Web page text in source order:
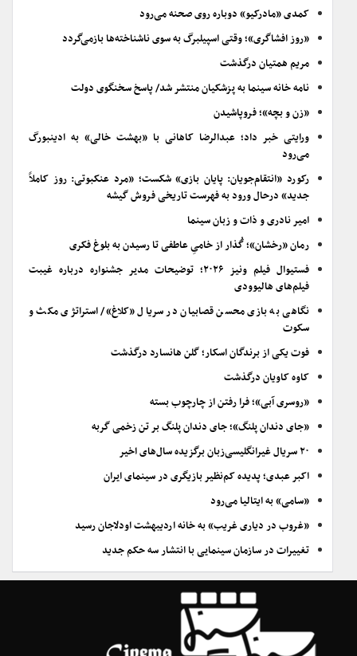
کمدی «مادرکیو» دوباره روی صحنه می‌رود
«روز افشاگری»؛ وقتی اسپیلبرگ به سوی ناشناخته‌ها بازمی‌گردد
مریم همتیان درگذشت
نامه خانه سینما به پزشکیان منتشر شد/ پاسخ سخنگوی دولت
«زن و بچه»؛ فروپاشیدن
ورایتی خبر داد؛ عبدالرضا کاهانی با «بهشت خالی» به ادینبورگ
می‌رود
رکورد «انتقام‌جویان: پایان بازی» شکست؛ «مرد عنکبوتی: روز کاملاً
جدید» درحال ورود به فهرست تاریخی فروش گیشه
امیر نادری و ذات و زبان سینما
رمان «رخشان»؛ گُذار از خامیِ عاطفی تا رسیدن به بلوغ فکری
فستیوال فیلم ونیز ۲۰۲۶؛ توضیحات مدیر جشنواره درباره غیبت
فیلم‌های هالیوودی
نگاهی به بازی محسن قصابیان در سریال «کلاغ»/ استراتژی مکث و
سکوت
فوت یکی از برندگان اسکار؛ گلن هانسارد درگذشت
کاوه کاویان درگذشت
«روسری آبی»؛ فرا رفتن از چارچوب بسته
«جای دندان پلنگ»؛ جای دندان پلنگ بر تن زخمی گربه
۲۰ سریال غیرانگلیسی‌زبان برگزیده سال‌های اخیر
اکبر عبدی؛ پدیده کم‌نظیر بازیگری در سینمای ایران
«سامی» به ایتالیا می‌رود
«غروب در دیاری غریب» به خانه اردیبهشت اودلاجان رسید
تغییرات در سازمان سینمایی با انتشار سه حکم جدید